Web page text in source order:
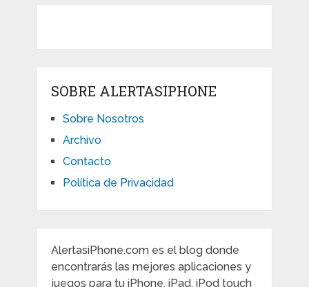
SOBRE ALERTASIPHONE
Sobre Nosotros
Archivo
Contacto
Política de Privacidad
AlertasiPhone.com es el blog donde
encontrarás las mejores aplicaciones y
juegos para tu iPhone, iPad, iPod touch